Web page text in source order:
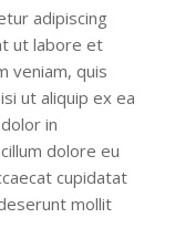
adipiscing
ut labore et
veniam, quis
ut aliquip ex ea
in
dolore eu
cupidatat
mollit